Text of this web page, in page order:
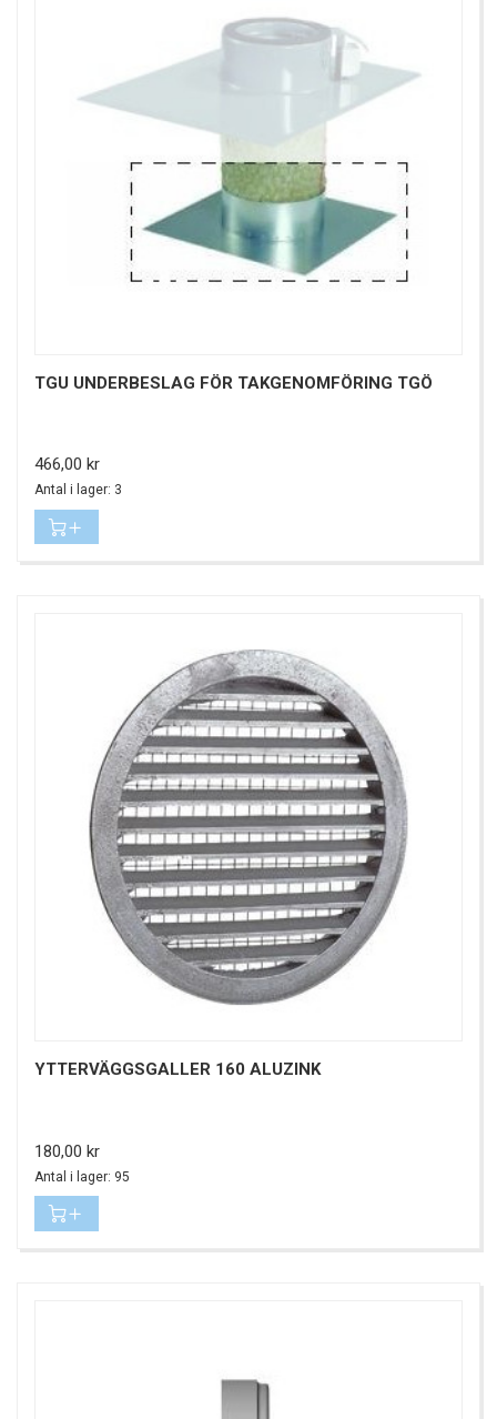
TGU UNDERBESLAG FÖR TAKGENOMFÖRING TGÖ
Pris
466,00 kr
Antal i lager: 3
YTTERVÄGGSGALLER 160 ALUZINK
Pris
180,00 kr
Antal i lager: 95